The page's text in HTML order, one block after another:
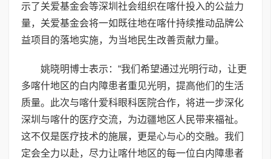
示了关爱基金会等深圳社会组织在喀什投入的公益力
量，关爱基金会将一如既往地在喀什持续推动品牌公
益项目的落地实施，为当地民生改善贡献力量。
姚晓明博士表示：“我们希望通过光明行动，让更
多喀什地区的白内障患者重见光明，提高他们的生活
质量。此次与喀什爱科眼科医院合作，将进一步深化
深圳与喀什的医疗交流，为边疆地区人民带来福祉。
这不仅是医疗技术的施展，更是心与心的交融。我们
定会全力以赴，尽力让喀什地区的每一位白内障患者